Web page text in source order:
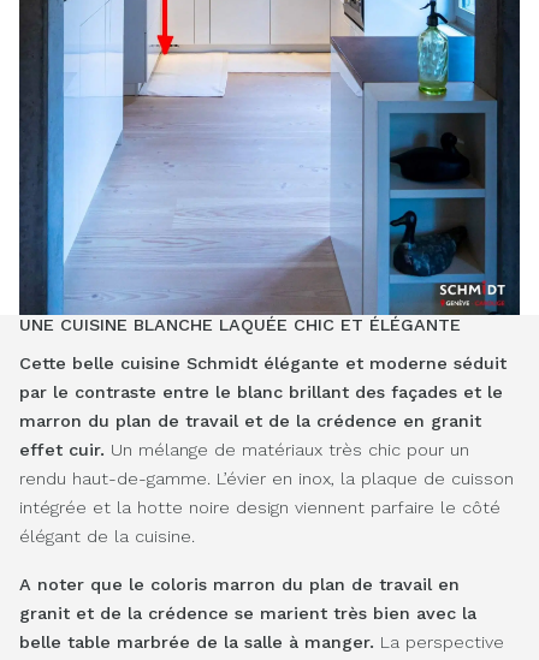
UNE CUISINE BLANCHE LAQUÉE CHIC ET ÉLÉGANTE
Cette belle cuisine Schmidt élégante et moderne séduit
par le contraste entre le blanc brillant des façades et le
marron du plan de travail et de la crédence en granit
effet cuir. Un mélange de matériaux très chic pour un
rendu haut-de-gamme. L’évier en inox, la plaque de cuisson
intégrée et la hotte noire design viennent parfaire le côté
élégant de la cuisine.
A noter que le coloris marron du plan de travail en
granit et de la crédence se marient très bien avec la
belle table marbrée de la salle à manger. La perspective